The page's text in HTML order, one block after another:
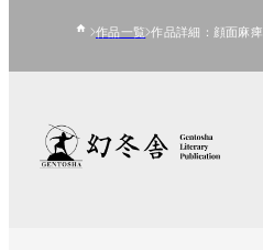
作品一覧 作品詳細：顔面麻痺